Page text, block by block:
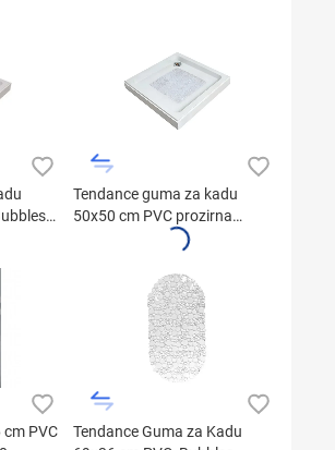
Tendance guma za kadu
50x50 cm PVC prozirna
Bubbles 7216101
PVC
Tendance Guma za Kadu